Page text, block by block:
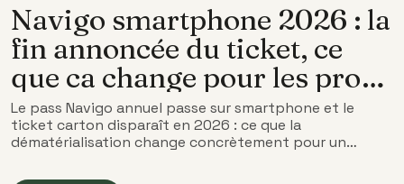
Navigo smartphone 2026 : la
fin annoncée du ticket, ce
que ca change pour les pros
en déplacement
Le pass Navigo annuel passe sur smartphone et le
ticket carton disparaît en 2026 : ce que la
dématérialisation change concrètement pour un